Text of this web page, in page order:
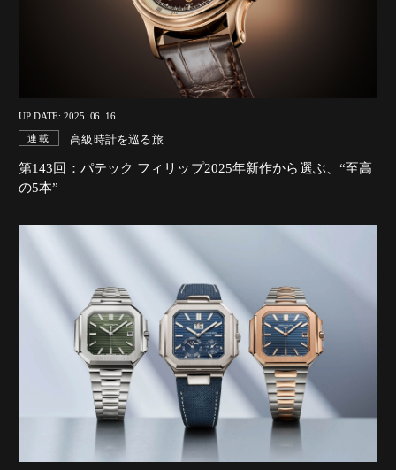
UP DATE: 2025. 06. 16
連載 高級時計を巡る旅
第143回：パテック フィリップ2025年新作から選ぶ、“至高
の5本”